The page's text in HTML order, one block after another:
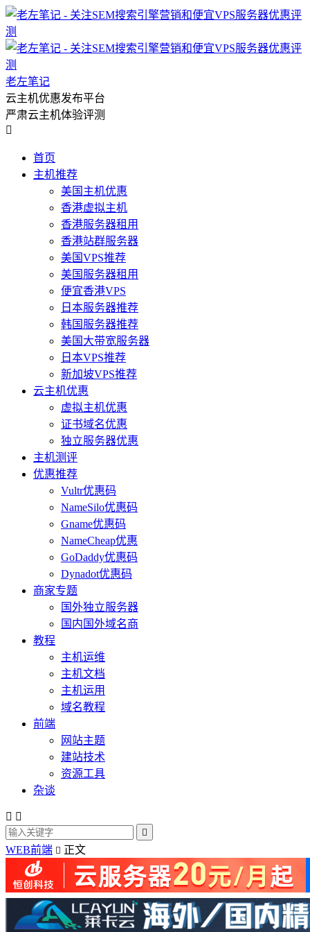
老左笔记
云主机优惠发布平台
严肃云主机体验评测

首页
主机推荐
美国主机优惠
香港虚拟主机
香港服务器租用
香港站群服务器
美国VPS推荐
美国服务器租用
便宜香港VPS
日本服务器推荐
韩国服务器推荐
美国大带宽服务器
日本VPS推荐
新加坡VPS推荐
云主机优惠
虚拟主机优惠
证书域名优惠
独立服务器优惠
主机测评
优惠推荐
Vultr优惠码
NameSilo优惠码
Gname优惠码
NameCheap优惠
GoDaddy优惠码
Dynadot优惠码
商家专题
国外独立服务器
国内国外域名商
教程
主机运维
主机文档
主机运用
域名教程
前端
网站主题
建站技术
资源工具
杂谈
 

WEB前端  正文